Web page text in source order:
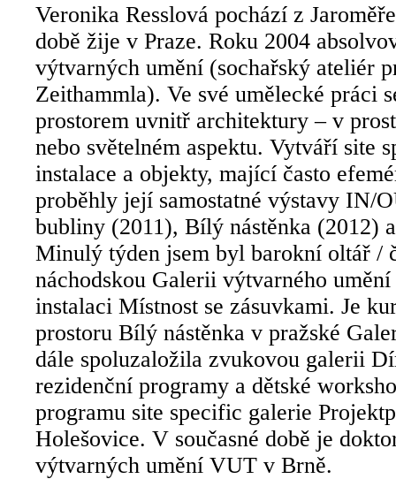
Veronika Resslová pochází z
době žije v Praze. Roku 2004
výtvarných umění (sochařský ateliér
Zeithammla). Ve své umělecké práci
prostorem uvnitř architektury – v
nebo světelném aspektu. Vytváří site
instalace a objekty, mající často
proběhly její samostatné výstavy IN/
bubliny (2011), Bílý nástěnka (2012)
Minulý týden jsem byl barokní oltář /
náchodskou Galerii výtvarného
instalaci Místnost se zásuvkami. Je
prostoru Bílý nástěnka v pražské
dále spoluzaložila zvukovou galerii
rezidenční programy a dětské
programu site specific galerie
Holešovice. V současné době je
výtvarných umění VUT v Brně.